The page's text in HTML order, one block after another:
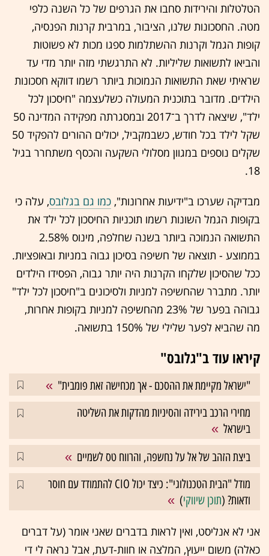
הטלטלות והירידות סחבו את הגרפים של כל השנה כלפי
מטה. החסכונות שלנו, הציבור, במרבית קרנות הפנסיה,
קופות הגמל וקרנות ההשתלמות ספגו מכות לא פשוטות
והביאו לתשואות שליליות. לא התרגשתי מזה יותר מדי עד
שראיתי שאת התשואות הנמוכות ביותר רשמו דווקא חסכונות
הילדים. מדובר בתוכנית המעולה כשלעצמה "חיסכון לכל
ילד", שיצאה לדרך ב־2017 ובמסגרתה מפקידה המדינה 50
שקל לילד בכל חודש, כשבמקביל, יכולים ההורים להפקיד 50
שקלים נוספים במגוון מסלולי השקעה והכסף משתחרר בגיל
18.
מבדיקה שערכו ב"ידיעות אחרונות", כמו גם בגלובס, עלה כי
בקופות הגמל השונות רשמו תוכניות החיסכון לכל ילד את
התשואה הנמוכה ביותר בשנה שחלפה, מינוס 2.58%
בממוצע - תוצאה של חשיפה בסיכון גבוה במניות ובאופציות.
ככל שהסיכון שלקחו הקרנות היה יותר גבוה, הפסידו הילדים
יותר. מתברר שהחשיפה למניות ולסיכונים ב"חיסכון לכל ילד"
גבוהה בפער של 23% מהחשיפה למניות בקופות אחרות,
מה שהביא לפער שלילי של 150% בתשואה.
קיראו עוד ב"גלובס"
"ישראל מקיימת את ההסכם - אך מכחישה זאת פומבית"
מחירי הרכב בירידה והסיניות מהדקות את השליטה
בישראל
ביצת הזהב של אל על נחשפה, והרווח טס לשמיים
מודל "הבית הטכנולוגי": כיצד יכול CIO להתמודד עם חוסר
ודאות? (תוכן שיווקי)
אני לא אנליסט, ואין לראות בדברים שאני אומר (על דברים
כאלה) משום ייעוץ, המלצה או חוות-דעת, אבל נראה לי די